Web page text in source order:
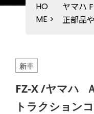
HO
ME >
ヤマハ
正部品
新車
FZ-X /ヤマハ
トラクション